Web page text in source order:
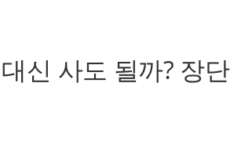
신 사도 될까? 장단